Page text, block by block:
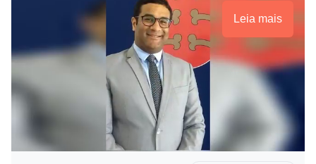
Leia mais